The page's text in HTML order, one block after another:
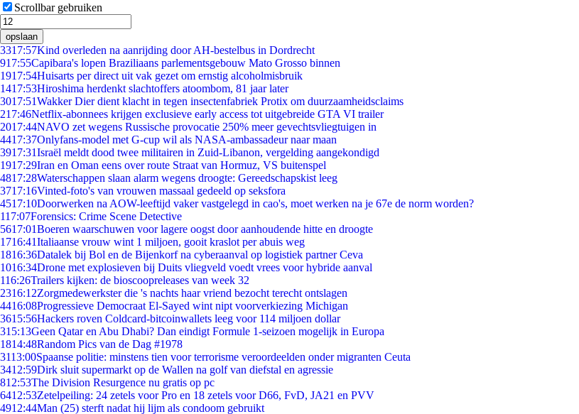
Scrollbar gebruiken
opslaan
3317:57Kind overleden na aanrijding door AH-bestelbus in Dordrecht
917:55Capibara's lopen Braziliaans parlementsgebouw Mato Grosso binnen
1917:54Huisarts per direct uit vak gezet om ernstig alcoholmisbruik
1417:53Hiroshima herdenkt slachtoffers atoombom, 81 jaar later
3017:51Wakker Dier dient klacht in tegen insectenfabriek Protix om duurzaamheidsclaims
217:46Netflix-abonnees krijgen exclusieve early access tot uitgebreide GTA VI trailer
2017:44NAVO zet wegens Russische provocatie 250% meer gevechtsvliegtuigen in
4417:37Onlyfans-model met G-cup wil als NASA-ambassadeur naar maan
3917:31Israël meldt dood twee militairen in Zuid-Libanon, vergelding aangekondigd
1917:29Iran en Oman eens over route Straat van Hormuz, VS buitenspel
4817:28Waterschappen slaan alarm wegens droogte: Gereedschapskist leeg
3717:16Vinted-foto's van vrouwen massaal gedeeld op seksfora
4517:10Doorwerken na AOW-leeftijd vaker vastgelegd in cao's, moet werken na je 67e de norm worden?
117:07Forensics: Crime Scene Detective
5617:01Boeren waarschuwen voor lagere oogst door aanhoudende hitte en droogte
1716:41Italiaanse vrouw wint 1 miljoen, gooit kraslot per abuis weg
1816:36Datalek bij Bol en de Bijenkorf na cyberaanval op logistiek partner Ceva
1016:34Drone met explosieven bij Duits vliegveld voedt vrees voor hybride aanval
116:26Trailers kijken: de bioscoopreleases van week 32
2316:12Zorgmedewerkster die 's nachts haar vriend bezocht terecht ontslagen
4416:08Progressieve Democraat El-Sayed wint nipt voorverkiezing Michigan
3615:56Hackers roven Coldcard-bitcoinwallets leeg voor 114 miljoen dollar
315:13Geen Qatar en Abu Dhabi? Dan eindigt Formule 1-seizoen mogelijk in Europa
1814:48Random Pics van de Dag #1978
3113:00Spaanse politie: minstens tien voor terrorisme veroordeelden onder migranten Ceuta
3412:59Dirk sluit supermarkt op de Wallen na golf van diefstal en agressie
812:53The Division Resurgence nu gratis op pc
6412:53Zetelpeiling: 24 zetels voor Pro en 18 zetels voor D66, FvD, JA21 en PVV
4912:44Man (25) sterft nadat hij lijm als condoom gebruikt